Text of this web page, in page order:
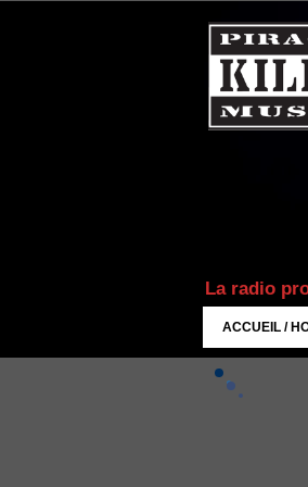
La radio
ACCUEIL /